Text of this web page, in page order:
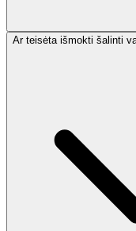
Ar teisėta išmokti šalinti